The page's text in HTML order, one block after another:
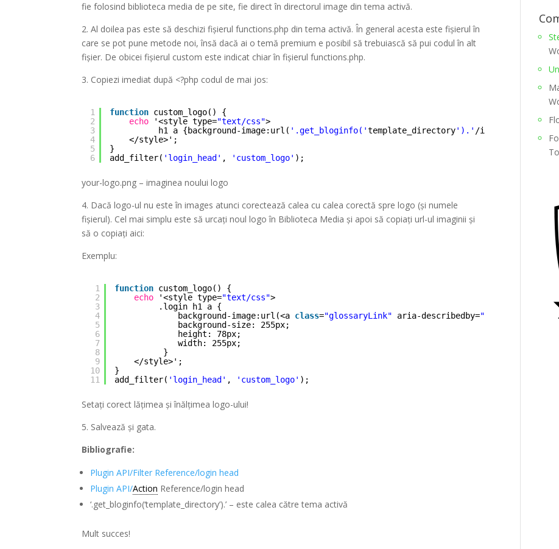
fie folosind biblioteca media de pe site, fie direct în directorul image din tema activă.
2. Al doilea pas este să deschizi fișierul functions.php din tema activă. În general acesta este fișierul în
care se pot pune metode noi, însă dacă ai o temă premium e posibil să trebuiască să pui codul în alt
fișier. De obicei fișierul custom este indicat chiar în fișierul functions.php.
3. Copiezi imediat după <?php codul de mai jos:
1
2
3
4
5
6
function custom_logo() {
echo
'<style type="text/css">
h1 a {background-image:url( '.get_bloginfo('template_directory').' /images/your-
</style>';
}
add_filter( 'login_head' , 'custom_logo' );
your-logo.png – imaginea noului logo
4. Dacă logo-ul nu este în images atunci corectează calea cu calea corectă spre logo (și numele
fișierul). Cel mai simplu este să urcați noul logo în Biblioteca Media și apoi să copiați url-ul imaginii și
să o copiați aici:
Exemplu:
1
2
3
4
5
6
7
8
9
10
11
function custom_logo() {
echo
'<style type="text/css">
.login h1 a {
background-image:url(<a class="glossaryLink" aria-describedby="tt" data-
background-size: 255px;
height: 78px;
width: 255px;
}
</style>';
}
add_filter( 'login_head' , 'custom_logo' );
Setați corect lățimea și înălțimea logo-ului!
5. Salvează și gata.
Bibliografie:
Plugin API/Filter Reference/login head
Plugin API/Action Reference/login head
‘.get_bloginfo(‘template_directory’).’ – este calea către tema activă
Mult succes!